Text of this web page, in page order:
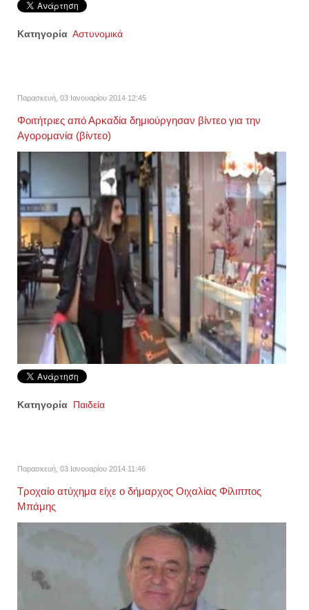
Κατηγορία Αστυνομικά
Παρασκευή, 03 Ιανουαρίου 2014 12:45
Φοιτήτριες από Αρκαδία δημιούργησαν βίντεο για την
Αγορομανία (βίντεο)
Κατηγορία Παιδεία
Παρασκευή, 03 Ιανουαρίου 2014 11:46
Τροχαίο ατύχημα είχε ο δήμαρχος Οιχαλίας Φίλιππος
Μπάμης